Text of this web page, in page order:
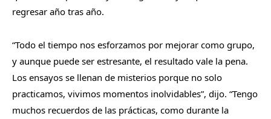
regresar año tras año.
“Todo el tiempo nos esforzamos por mejorar como grupo,
y aunque puede ser estresante, el resultado vale la pena.
Los ensayos se llenan de misterios porque no solo
practicamos, vivimos momentos inolvidables”, dijo. “Tengo
muchos recuerdos de las prácticas, como durante la